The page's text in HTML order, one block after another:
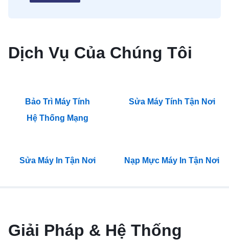
Dịch Vụ Của Chúng Tôi
Bảo Trì Máy Tính
Hệ Thống Mạng
Sửa Máy Tính Tận Nơi
Sửa Máy In Tận Nơi Nạp Mực Máy In Tận Nơi
Giải Pháp & Hệ Thống